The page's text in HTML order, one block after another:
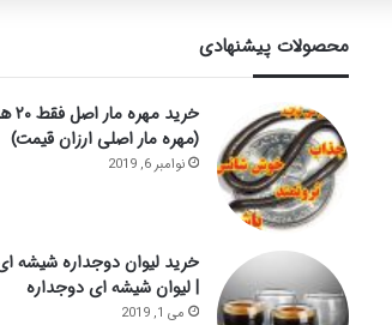
محصولات پیشنهادی
(مهره مار اصلی ارزان قیمت)
نوامبر 6, 2019
| لیوان شیشه ای دوجداره
می 1, 2019